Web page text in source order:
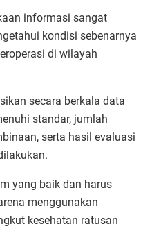
informasi sangat
kondisi sebenarnya
di wilayah
secara berkala data
standar, jumlah
serta hasil evaluasi
yang baik dan harus
menggunakan
kesehatan ratusan